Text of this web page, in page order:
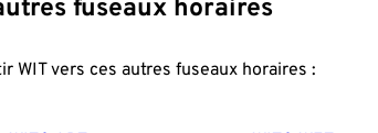
fuseaux horaires
WIT vers ces autres fuseaux horaires :